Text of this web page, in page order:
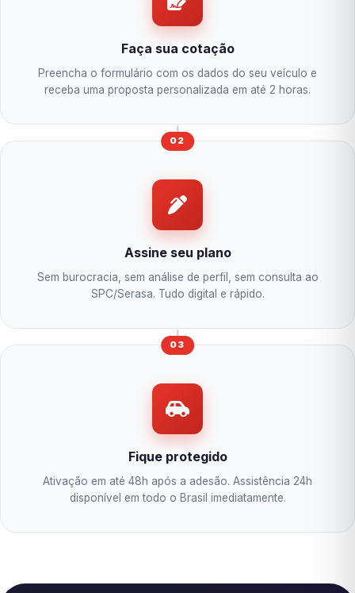
Faça sua cotação
Preencha o formulário com os dados do seu veículo e
receba uma proposta personalizada em até 2 horas.
02
Assine seu plano
Sem burocracia, sem análise de perfil, sem consulta ao
SPC/Serasa. Tudo digital e rápido.
03
Fique protegido
Ativação em até 48h após a adesão. Assistência 24h
disponível em todo o Brasil imediatamente.